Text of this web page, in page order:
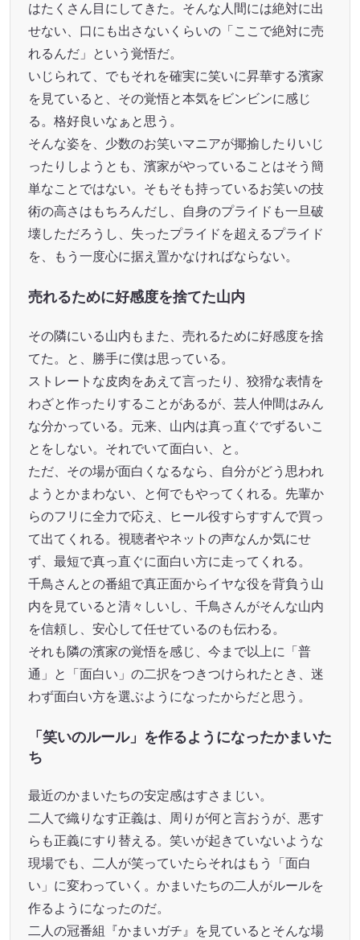
はたくさん目にしてきた。そんな人間には絶対に出
せない、口にも出さないくらいの「ここで絶対に売
れるんだ」という覚悟だ。
いじられて、でもそれを確実に笑いに昇華する濱家
を見ていると、その覚悟と本気をビンビンに感じ
る。格好良いなぁと思う。
そんな姿を、少数のお笑いマニアが揶揄したりいじ
ったりしようとも、濱家がやっていることはそう簡
単なことではない。そもそも持っているお笑いの技
術の高さはもちろんだし、自身のプライドも一旦破
壊しただろうし、失ったプライドを超えるプライド
を、もう一度心に据え置かなければならない。
売れるために好感度を捨てた山内
その隣にいる山内もまた、売れるために好感度を捨
てた。と、勝手に僕は思っている。
ストレートな皮肉をあえて言ったり、狡猾な表情を
わざと作ったりすることがあるが、芸人仲間はみん
な分かっている。元来、山内は真っ直ぐでずるいこ
とをしない。それでいて面白い、と。
ただ、その場が面白くなるなら、自分がどう思われ
ようとかまわない、と何でもやってくれる。先輩か
らのフリに全力で応え、ヒール役すらすすんで買っ
て出てくれる。視聴者やネットの声なんか気にせ
ず、最短で真っ直ぐに面白い方に走ってくれる。
千鳥さんとの番組で真正面からイヤな役を背負う山
内を見ていると清々しいし、千鳥さんがそんな山内
を信頼し、安心して任せているのも伝わる。
それも隣の濱家の覚悟を感じ、今まで以上に「普
通」と「面白い」の二択をつきつけられたとき、迷
わず面白い方を選ぶようになったからだと思う。
「笑いのルール」を作るようになったかまいた
ち
最近のかまいたちの安定感はすさまじい。
二人で織りなす正義は、周りが何と言おうが、悪す
らも正義にすり替える。笑いが起きていないような
現場でも、二人が笑っていたらそれはもう「面白
い」に変わっていく。かまいたちの二人がルールを
作るようになったのだ。
二人の冠番組『かまいガチ』を見ているとそんな場